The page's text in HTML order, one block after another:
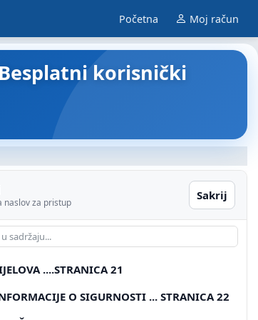
Početna Moj račun
korisnički
naslov za pristup
Sakrij
....STRANICA 21
O SIGURNOSTI ... STRANICA 22